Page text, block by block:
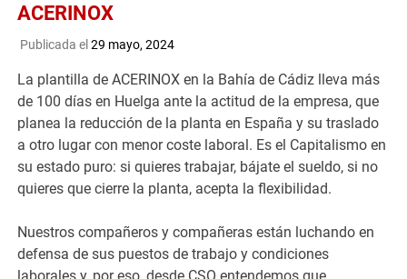
ACERINOX
Publicada el 29 mayo, 2024
La plantilla de ACERINOX en la Bahía de Cádiz lleva más
de 100 días en Huelga ante la actitud de la empresa, que
planea la reducción de la planta en España y su traslado
a otro lugar con menor coste laboral. Es el Capitalismo en
su estado puro: si quieres trabajar, bájate el sueldo, si no
quieres que cierre la planta, acepta la flexibilidad.
Nuestros compañeros y compañeras están luchando en
defensa de sus puestos de trabajo y condiciones